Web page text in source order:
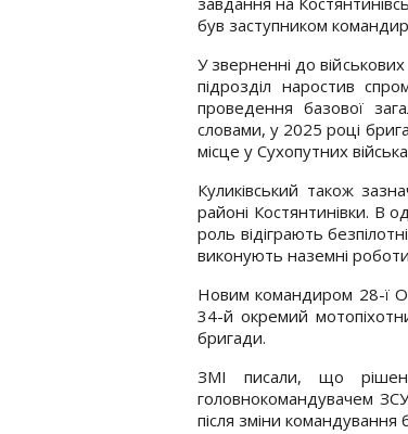
був заступником
У зверненні до
підрозділ наростив
проведення базової
словами, у 2025 році
місце у Сухопутних
Куликівський також
районі Костянтинівки. В
роль відіграють
виконують наземні
Новим командиром 28-ї
34-й окремий
бригади.
ЗМІ писали, що
головнокомандувачем
після зміни командування